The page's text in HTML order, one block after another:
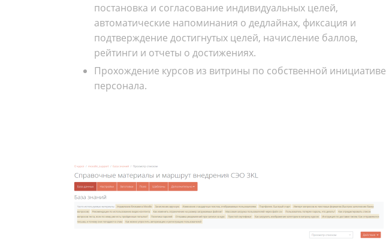
постановка и согласование индивидуальных целей,
автоматические напоминания о дедлайнах, фиксация и
подтверждение достигнутых целей, начисление баллов,
рейтинги и отчеты о достижениях.
Прохождение курсов из витрины по собственной инициативе
персонала.